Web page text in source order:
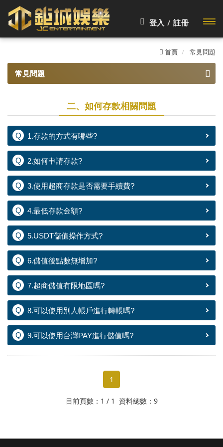
登入 / 註冊
主選
單
首頁 常見問題
常見問題
二、如何存款相關問題
三、如何出款相關問題
四、其他常見問題
二、如何存款相關問題
1.存款的方式有哪些?
2.如何申請存款?
3.使用超商存款是否需要手續費?
4.最低存款金額?
5.USDT儲值操作方式?
6.儲值後點數無增加?
7.超商儲值有限地區嗎?
8.可以使用別人帳戶進行轉帳嗎?
9.可以使用台灣PAY進行儲值嗎?
1
目前頁數：1 / 1 資料總數：9